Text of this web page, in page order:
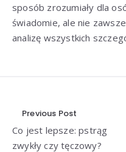
sposób zrozumiały dla
świadomie, ale nie
analizę wszystkich
Nawigacja
wpisu
Previous Post
Co jest lepsze: pstrąg
zwykły czy tęczowy?